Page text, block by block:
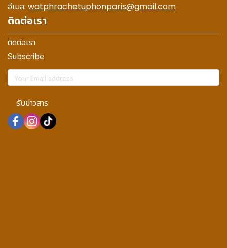
อีเมล: watphrachetuphonparis@gmail.com
ติดต่อเรา
ติดต่อเรา
Subscribe
รับข่าวสาร